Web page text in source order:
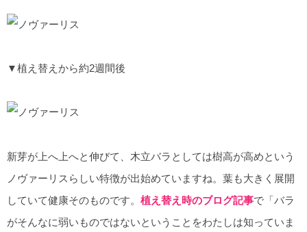
▼植え替えから約2週間後
新芽が上へ上へと伸びて、木立バラとしては樹高が高めという
ノヴァーリスらしい特徴が出始めていますね。葉も大きく展開
していて健康そのものです。 植え替え時のブログ記事で「バラ
がそんなに弱いものではないということをわたしは知っていま